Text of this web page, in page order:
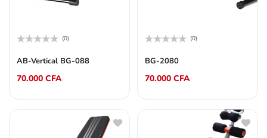
0
5
(0)
AB-Vertical BG-088
70.000 CFA
0
5
(0)
BG-2080
70.000 CFA